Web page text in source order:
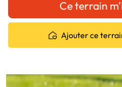
Ce terrain
Ajouter ce